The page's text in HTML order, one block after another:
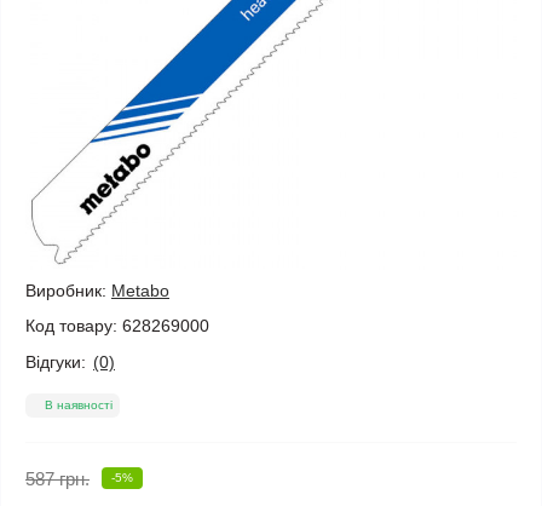
Виробник: Metabo
Код товару: 628269000
Відгуки: (0)
В наявності
587 грн. -5%